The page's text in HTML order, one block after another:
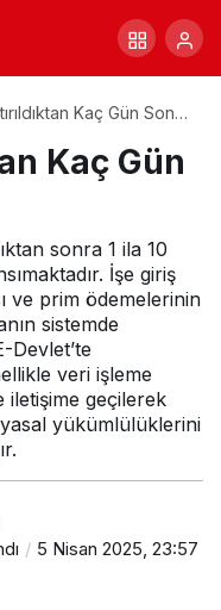
Kaç Gün Sonra
Kaç Gün
sonra 1 ila 10
İşe giriş
ve prim ödemelerinin
sistemde
Devlet’te
veri işleme
iletişime geçilerek
yükümlülüklerini
5 Nisan 2025, 23:57
Gün Sonra Görülür?